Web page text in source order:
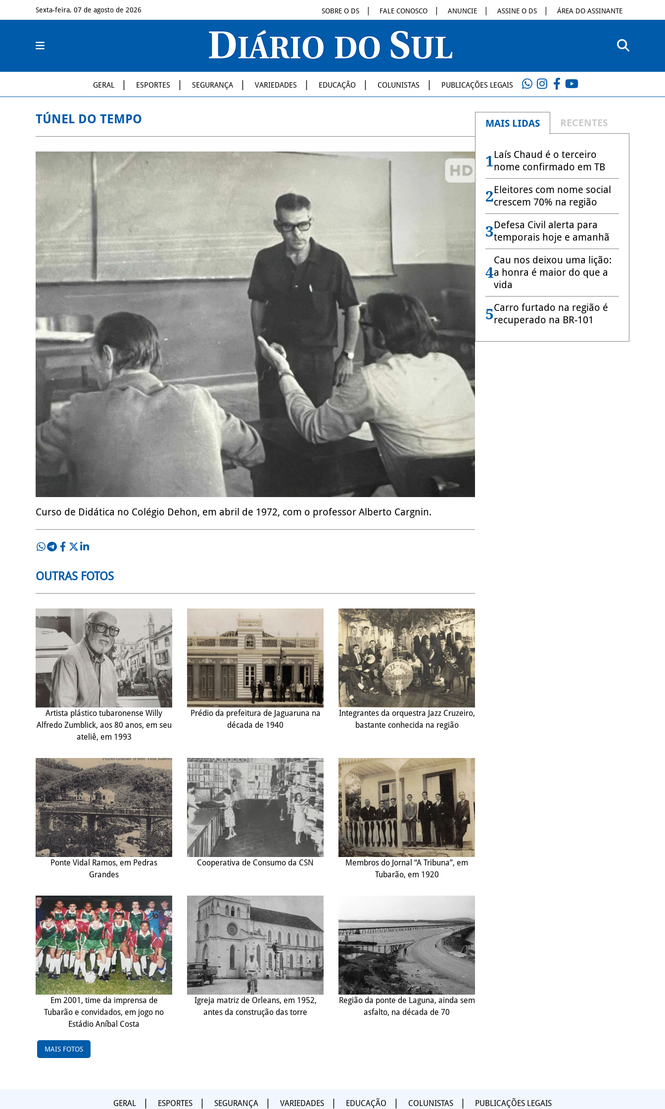
Sexta-feira, 07 de agosto de 2026 SOBRE O DS FALE CONOSCO ANUNCIE ASSINE O DS ÁREA DO ASSINANTE
GERAL ESPORTES SEGURANÇA VARIEDADES EDUCAÇÃO COLUNISTAS PUBLICAÇÕES LEGAIS
TÚNEL DO TEMPO
Curso de Didática no Colégio Dehon, em abril de 1972, com o professor Alberto Cargnin.
OUTRAS FOTOS
Artista plástico tubaronense Willy
Alfredo Zumblick, aos 80 anos, em seu
ateliê, em 1993
Prédio da prefeitura de Jaguaruna na
década de 1940
Integrantes da orquestra Jazz Cruzeiro,
bastante conhecida na região
Ponte Vidal Ramos, em Pedras
Grandes
Cooperativa de Consumo da CSN
Membros do Jornal “A Tribuna”, em
Tubarão, em 1920
Em 2001, time da imprensa de
Tubarão e convidados, em jogo no
Estádio Aníbal Costa
Igreja matriz de Orleans, em 1952,
antes da construção das torre
Região da ponte de Laguna, ainda sem
asfalto, na década de 70
MAIS FOTOS
MAIS LIDAS RECENTES
1Laís Chaud é o terceiro
nome confirmado em TB
2Eleitores com nome social
crescem 70% na região
3Defesa Civil alerta para
temporais hoje e amanhã
4
Cau nos deixou uma lição:
a honra é maior do que a
vida
5Carro furtado na região é
recuperado na BR-101
GERAL ESPORTES SEGURANÇA VARIEDADES EDUCAÇÃO COLUNISTAS PUBLICAÇÕES LEGAIS